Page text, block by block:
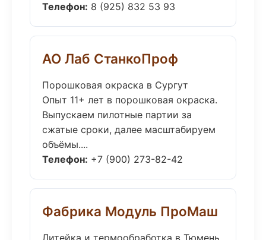
Телефон: 8 (925) 832 53 93
АО Лаб СтанкоПроф
Порошковая окраска в Сургут
Опыт 11+ лет в порошковая окраска.
Выпускаем пилотные партии за
сжатые сроки, далее масштабируем
объёмы....
Телефон: +7 (900) 273-82-42
Фабрика Модуль ПроМаш
Литейка и термообработка в Тюмень